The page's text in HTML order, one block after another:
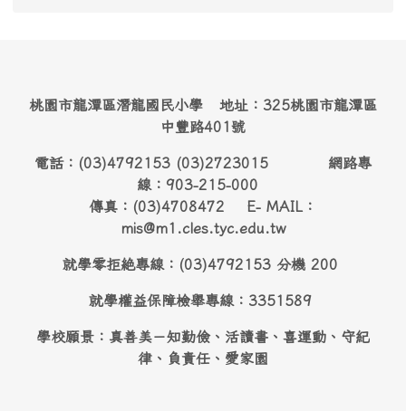
桃園市龍潭區潛龍國民小學 地址：325桃園市龍潭區
中豐路401號
電話：(03)4792153 (03)2723015 網路專
線：903-215-000
傳真：(03)4708472 E- MAIL：
mis@m1.cles.tyc.edu.tw
就學零拒絶專線：(03)4792153 分機 200
就學權益保障檢舉專線：3351589
學校願景：真善美－知勤儉、活讀書、喜運動、守紀
律、負責任、愛家園